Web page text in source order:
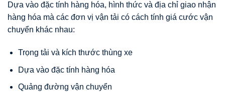
Dựa vào đặc tính hàng hóa, hình thức và địa chỉ giao nhận
hàng hóa mà các đơn vị vận tải có cách tính giá cước vận
chuyển khác nhau:
Trọng tải và kích thước thùng xe
Dựa vào đặc tính hàng hóa
Quảng đường vận chuyển